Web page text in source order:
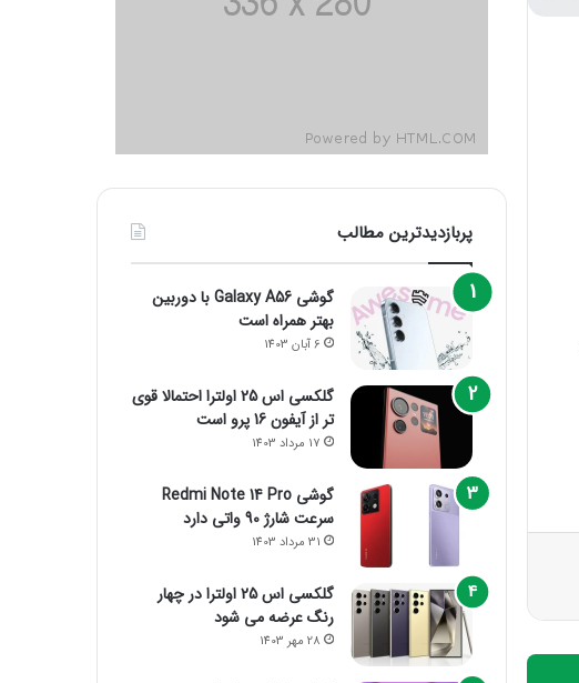
پربازدیدترین مطالب
گوشی Galaxy A56 با دوربین
بهتر همراه است
6 آبان 1403
گلکسی اس 25 اولترا احتمالا قوی
تر از آیفون 16 پرو است
17 مرداد 1403
گوشی Redmi Note 14 Pro
سرعت شارژ 90 واتی دارد
31 مرداد 1403
گلکسی اس 25 اولترا در چهار
رنگ عرضه می شود
28 مهر 1403